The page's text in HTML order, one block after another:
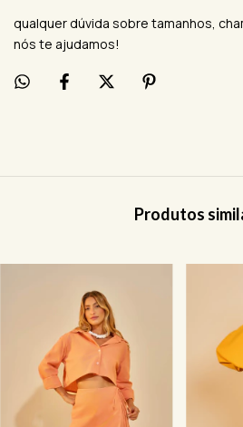
qualquer dúvida sobre tamanhos,
nós te ajudamos!
Produtos